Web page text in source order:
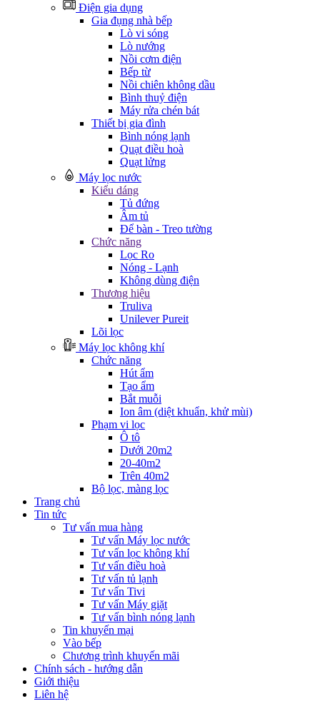
Điện gia dụng
Gia đụng nhà bếp
Lò vi sóng
Lò nướng
Nồi cơm điện
Bếp từ
Nồi chiên không dầu
Bình thuỷ điện
Máy rửa chén bát
Thiết bị gia đình
Bình nóng lạnh
Quạt điều hoà
Quạt lửng
Máy lọc nước
Kiểu dáng
Tủ đứng
Âm tủ
Để bàn - Treo tường
Chức năng
Lọc Ro
Nóng - Lạnh
Không dùng điện
Thương hiệu
Truliva
Unilever Pureit
Lõi lọc
Máy lọc không khí
Chức năng
Hút ẩm
Tạo ẩm
Bắt muỗi
Ion âm (diệt khuẩn, khử mùi)
Phạm vi lọc
Ô tô
Dưới 20m2
20-40m2
Trên 40m2
Bộ lọc, màng lọc
Trang chủ
Tin tức
Tư vấn mua hàng
Tư vấn Máy lọc nước
Tư vấn lọc không khí
Tư vấn điều hoà
Tư vấn tủ lạnh
Tư vấn Tivi
Tư vấn Máy giặt
Tư vấn bình nóng lạnh
Tin khuyến mại
Vào bếp
Chương trình khuyến mãi
Chính sách - hướng dẫn
Giới thiệu
Liên hệ